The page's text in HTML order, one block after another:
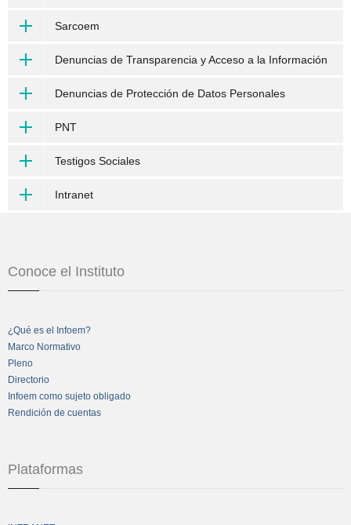
Sarcoem
Denuncias de Transparencia y Acceso a la Información
Denuncias de Protección de Datos Personales
PNT
Testigos Sociales
Intranet
Conoce el Instituto
¿Qué es el Infoem?
Marco Normativo
Pleno
Directorio
Infoem como sujeto obligado
Rendición de cuentas
Plataformas